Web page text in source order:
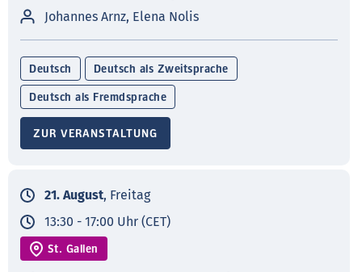
Johannes Arnz, Elena Nolis
Deutsch Deutsch als Zweitsprache
Deutsch als Fremdsprache
ZUR VERANSTALTUNG
21. August, Freitag
13:30 - 17:00 Uhr (CET)
St. Gallen